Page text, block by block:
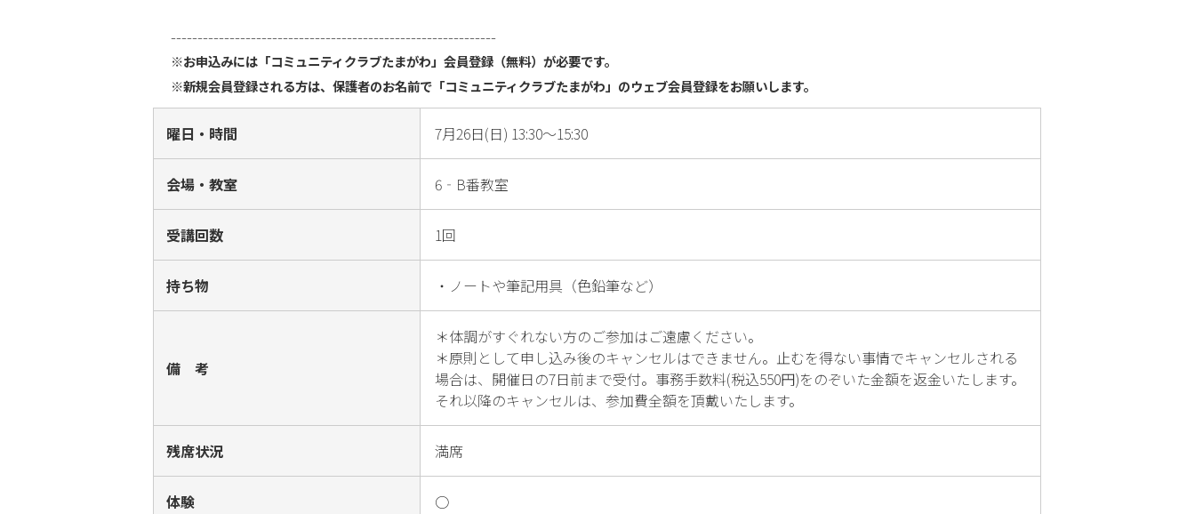
-------------------------------------------------------------
※お申込みには「コミュニティクラブたまがわ」会員登録（無料）が必要です。
※新規会員登録される方は、保護者のお名前で「コミュニティクラブたまがわ」のウェブ会員登録をお願いします。
曜日・時間 7月26日(日) 13:30～15:30
会場・教室 6‐B番教室
受講回数 1回
持ち物 ・ノートや筆記用具（色鉛筆など）
備 考
＊体調がすぐれない方のご参加はご遠慮ください。
＊原則として申し込み後のキャンセルはできません。止むを得ない事情でキャンセルされる
場合は、開催日の7日前まで受付。事務手数料(税込550円)をのぞいた金額を返金いたします。
それ以降のキャンセルは、参加費全額を頂戴いたします。
残席状況 満席
体験
○